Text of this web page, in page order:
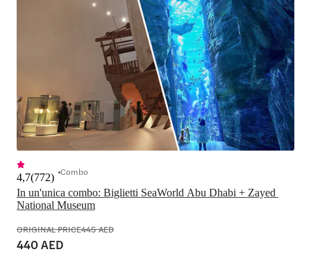
In un'unica combo: Biglietti SeaWorld Abu Dhabi + Zayed
National Museum
4,7(772) Combo
ORIGINAL PRICE445 AED
440 AED